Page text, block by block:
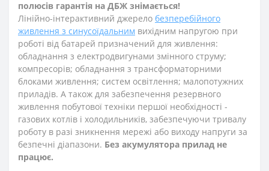
полюсів гарантія на ДБЖ знімається!
Лінійно-інтерактивний джерело безперебійного
живлення з синусоїдальним вихідним напругою при
роботі від батарей призначений для живлення:
обладнання з електродвигунами змінного струму;
компресорів; обладнання з трансформаторними
блоками живлення; систем освітлення; малопотужних
приладів. А також для забезпечення резервного
живлення побутової техніки першої необхідності -
газових котлів і холодильників, забезпечуючи тривалу
роботу в разі зникнення мережі або виходу напруги за
безпечні діапазони. Без акумулятора прилад не
працює.